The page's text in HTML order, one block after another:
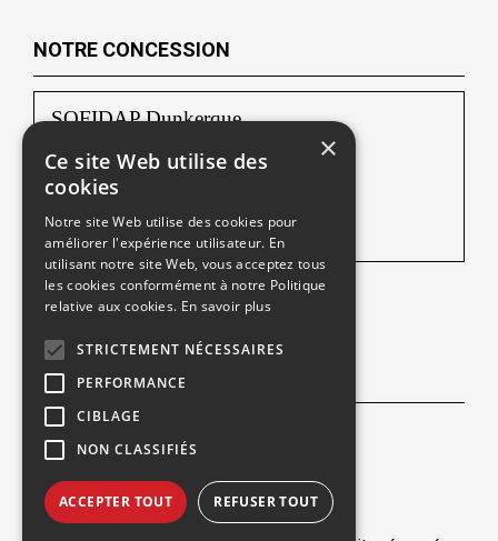
NOTRE CONCESSION
SOFIDAP Dunkerque
Rue de l’Abattoir ZAC Ecopark
59640 Dunkerque
Tél : 03 28 24 52 52
Une société du
NOUS SUIVRE
Facebook
×
Ce site Web utilise des
cookies
Notre site Web utilise des cookies pour
améliorer l'expérience utilisateur. En
utilisant notre site Web, vous acceptez tous
les cookies conformément à notre Politique
relative aux cookies. En savoir plus
STRICTEMENT NÉCESSAIRES
PERFORMANCE
CIBLAGE
NON CLASSIFIÉS
ACCEPTER TOUT REFUSER TOUT